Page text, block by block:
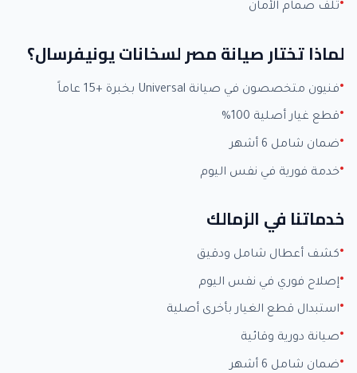
تلف صمام الأمان
لماذا تختار صيانة مصر لسخانات يونيفرسال؟
فنيون متخصصون في صيانة Universal بخبرة +15 عاماً
قطع غيار أصلية 100%
ضمان شامل 6 أشهر
خدمة فورية في نفس اليوم
خدماتنا في الزمالك
كشف أعطال شامل ودقيق
إصلاح فوري في نفس اليوم
استبدال قطع الغيار بأخرى أصلية
صيانة دورية وقائية
ضمان شامل 6 أشهر